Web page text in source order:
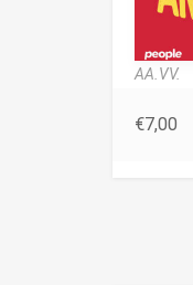
AA.VV.
€7,00